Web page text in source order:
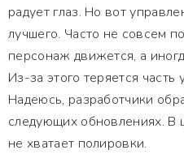
радует глаз. Но вот
лучшего. Часто не совсем
персонаж движется, а
Из-за этого теряется часть
Надеюсь, разработчики
следующих обновлениях. В
не хватает полировки.